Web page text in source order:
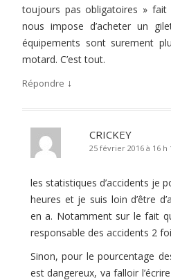
toujours pas obligatoires » fait
nous impose d’acheter un
équipements sont surement
motard. C’est tout.
Répondre ↓
CRICKEY
25 février 2016 à 16 h
les statistiques d’accidents je
heures et je suis loin d’être
en a. Notamment sur le fait
responsable des accidents 2
Sinon, pour le pourcentage
est dangereux, va falloir